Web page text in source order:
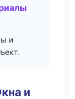
и
и